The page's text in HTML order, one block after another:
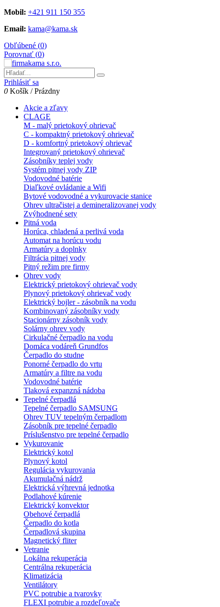
Mobil: +421 911 150 355
Email: kama@kama.sk
Obľúbené (0)
Porovnať (0)
Prihlásiť sa
0 Košík /Prázdny
Akcie a zľavy
CLAGE
M - malý prietokový ohrievač
C - kompaktný prietokový ohrievač
D - komfortný prietokový ohrievač
Integrovaný prietokový ohrievač
Zásobníky teplej vody
Systém pitnej vody ZIP
Vodovodné batérie
Diaľkové ovládanie a Wifi
Bytové vodovodné a vykurovacie stanice
Ohrev ultračistej a demineralizovanej vody
Zvýhodnené sety
Pitná voda
Horúca, chladená a perlivá voda
Automat na horúcu vodu
Armatúry a doplnky
Filtrácia pitnej vody
Pitný režim pre firmy
Ohrev vody
Elektrický prietokový ohrievač vody
Plynový prietokový ohrievač vody
Elektrický bojler - zásobník na vodu
Kombinovaný zásobníky vody
Stacionárny zásobník vody
Solárny ohrev vody
Cirkulačné čerpadlo na vodu
Domáca vodáreň Grundfos
Čerpadlo do studne
Ponorné čerpadlo do vrtu
Armatúry a filtre na vodu
Vodovodné batérie
Tlaková expanzná nádoba
Tepelné čerpadlá
Tepelné čerpadlo SAMSUNG
Ohrev TUV tepelným čerpadlom
Zásobník pre tepelné čerpadlo
Príslušenstvo pre tepelné čerpadlo
Vykurovanie
Elektrický kotol
Plynový kotol
Regulácia vykurovania
Akumulačná nádrž
Elektrická výhrevná jednotka
Podlahové kúrenie
Elektrický konvektor
Obehové čerpadlá
Čerpadlo do kotla
Čerpadlová skupina
Magnetický fliter
Vetranie
Lokálna rekuperácia
Centrálna rekuperácia
Klimatizácia
Ventilátory
PVC potrubie a tvarovky
FLEXI potrubie a rozdeľovače